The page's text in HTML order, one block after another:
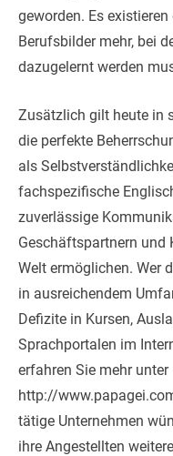
geworden. Es
Berufsbilder mehr, bei
dazugelernt werden
Zusätzlich gilt heute in
die perfekte
als
fachspezifische
zuverlässige
Geschäftspartnern und
Welt ermöglichen. Wer
in ausreichendem
Defizite in Kursen,
Sprachportalen im
erfahren Sie mehr unter
http://
tätige Unternehmen
ihre Angestellten